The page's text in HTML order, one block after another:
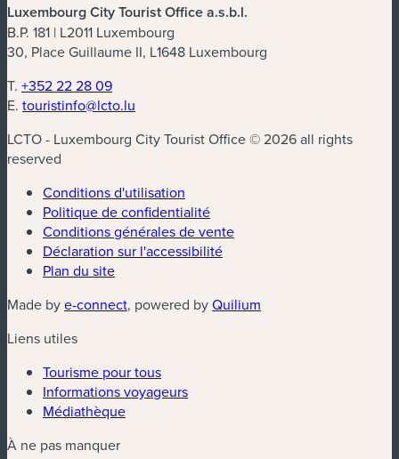
Luxembourg City Tourist Office a.s.b.l.
B.P. 181 | L2011 Luxembourg
30, Place Guillaume II, L1648 Luxembourg
T. +352 22 28 09
E. touristinfo@lcto.lu
LCTO - Luxembourg City Tourist Office © 2026 all rights
reserved
Conditions d'utilisation
Politique de confidentialité
Conditions générales de vente
Déclaration sur l'accessibilité
Plan du site
Made bye-connect(nouvelle fenêtre)
, powered byQuilium
Liens utiles
Tourisme pour tous
Informations voyageurs
Médiathèque
À ne pas manquer